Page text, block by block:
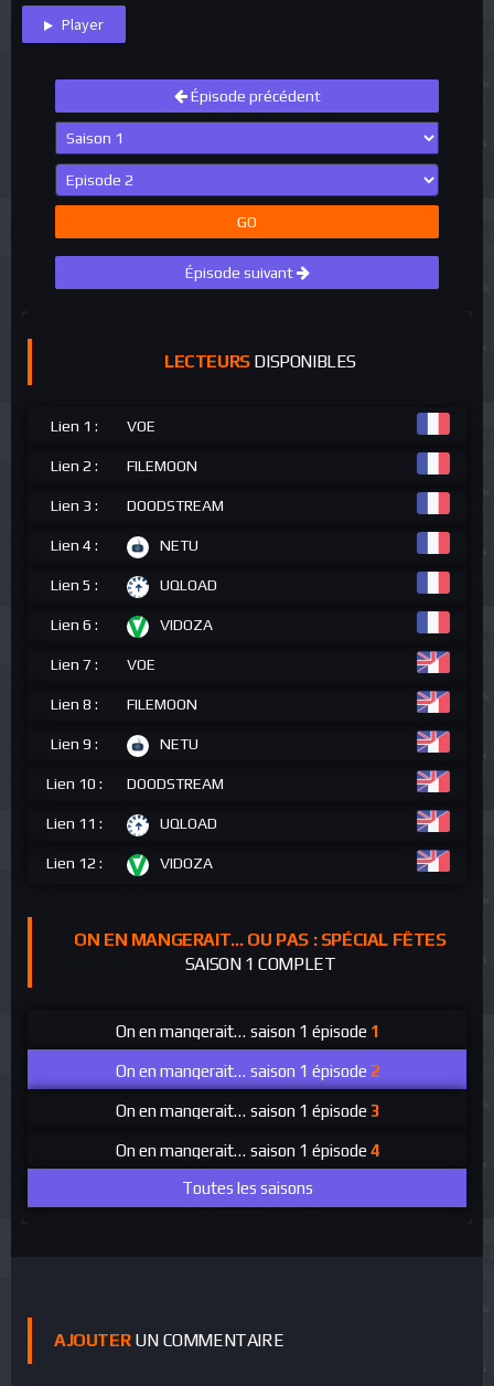
Player
Épisode précédent
GO
Épisode suivant
LECTEURSDISPONIBLES
Lien 1 : VOE
Lien 2 : FILEMOON
Lien 3 : DOODSTREAM
Lien 4 : NETU
Lien 5 : UQLOAD
Lien 6 : VIDOZA
Lien 7 : VOE
Lien 8 : FILEMOON
Lien 9 : NETU
Lien 10 : DOODSTREAM
Lien 11 : UQLOAD
Lien 12 : VIDOZA
ON EN MANGERAIT… OU PAS : SPÉCIAL FÊTES
SAISON 1 COMPLET
On en mangerait… ou pas : Spécial fêtes
saison 1 épisode 1
On en mangerait… ou pas : Spécial fêtes
saison 1 épisode 2
On en mangerait… ou pas : Spécial fêtes
saison 1 épisode 3
On en mangerait… ou pas : Spécial fêtes
saison 1 épisode 4
Toutes les saisons
AJOUTERUN COMMENTAIRE